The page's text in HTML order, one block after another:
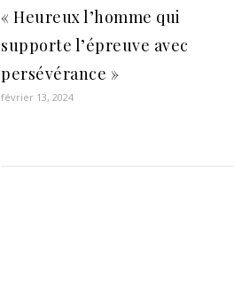
« Heureux l’homme qui
supporte l’épreuve avec
persévérance »
février 13, 2024